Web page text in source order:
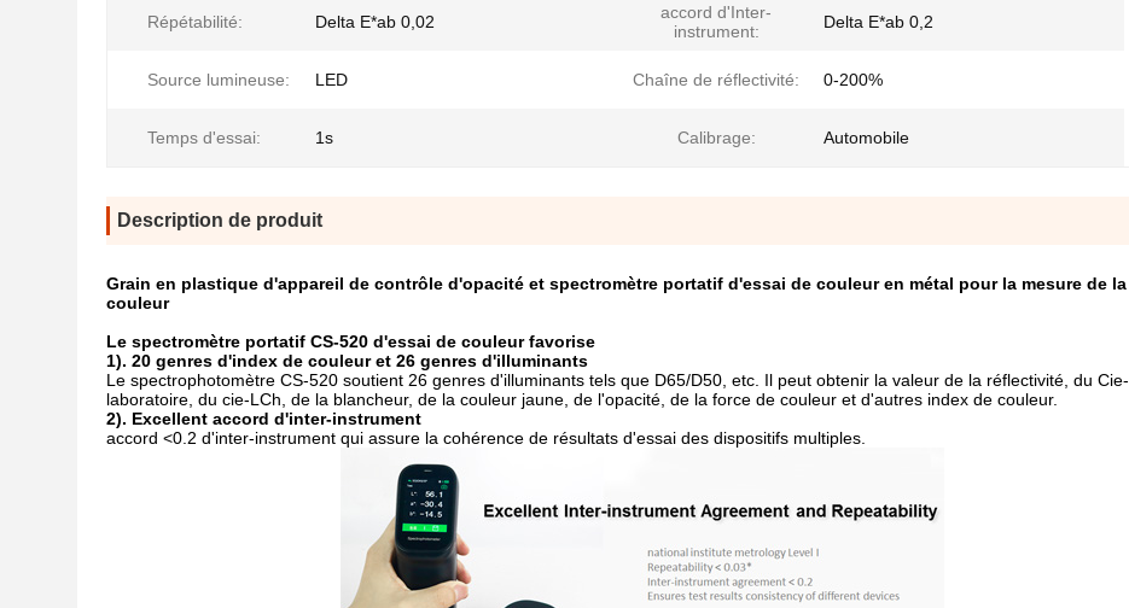
Répétabilité: Delta E*ab 0,02
accord d'Inter-
instrument:
Delta E*ab 0,2
Source lumineuse: LED Chaîne de réflectivité: 0-200%
Temps d'essai: 1s Calibrage: Automobile
Description de produit
Grain en plastique d'appareil de contrôle d'opacité et spectromètre portatif d'essai de couleur en métal pour la mesure de la
couleur
Le spectromètre portatif CS-520 d'essai de couleur favorise
1). 20 genres d'index de couleur et 26 genres d'illuminants
Le spectrophotomètre CS-520 soutient 26 genres d'illuminants tels que D65/D50, etc. Il peut obtenir la valeur de la réflectivité, du Cie-
laboratoire, du cie-LCh, de la blancheur, de la couleur jaune, de l'opacité, de la force de couleur et d'autres index de couleur.
2). Excellent accord d'inter-instrument
accord <0.2 d'inter-instrument qui assure la cohérence de résultats d'essai des dispositifs multiples.